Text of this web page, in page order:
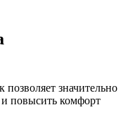
значительно
повысить комфорт